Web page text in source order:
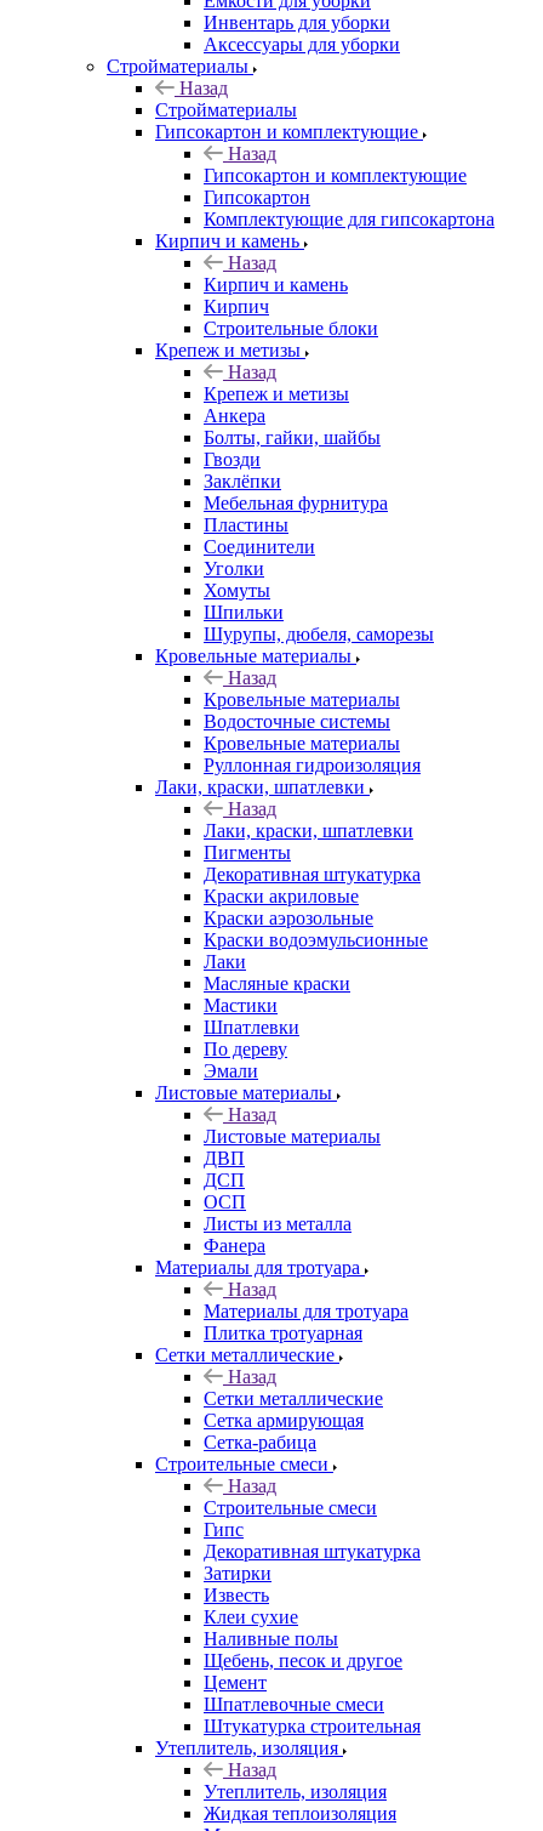
Инвентарь для уборки
Аксессуары для уборки
Стройматериалы
Назад
Стройматериалы
Гипсокартон и комплектующие
Назад
Гипсокартон и комплектующие
Гипсокартон
Комплектующие для гипсокартона
Кирпич и камень
Назад
Кирпич и камень
Кирпич
Строительные блоки
Крепеж и метизы
Назад
Крепеж и метизы
Анкера
Болты, гайки, шайбы
Гвозди
Заклёпки
Мебельная фурнитура
Пластины
Соединители
Уголки
Хомуты
Шпильки
Шурупы, дюбеля, саморезы
Кровельные материалы
Назад
Кровельные материалы
Водосточные системы
Кровельные материалы
Руллонная гидроизоляция
Лаки, краски, шпатлевки
Назад
Лаки, краски, шпатлевки
Пигменты
Декоративная штукатурка
Краски акриловые
Краски аэрозольные
Краски водоэмульсионные
Лаки
Масляные краски
Мастики
Шпатлевки
По дереву
Эмали
Листовые материалы
Назад
Листовые материалы
ДВП
ДСП
ОСП
Листы из металла
Фанера
Материалы для тротуара
Назад
Материалы для тротуара
Плитка тротуарная
Сетки металлические
Назад
Сетки металлические
Сетка армирующая
Сетка-рабица
Строительные смеси
Назад
Строительные смеси
Гипс
Декоративная штукатурка
Затирки
Известь
Клеи сухие
Наливные полы
Щебень, песок и другое
Цемент
Шпатлевочные смеси
Штукатурка строительная
Утеплитель, изоляция
Назад
Утеплитель, изоляция
Жидкая теплоизоляция